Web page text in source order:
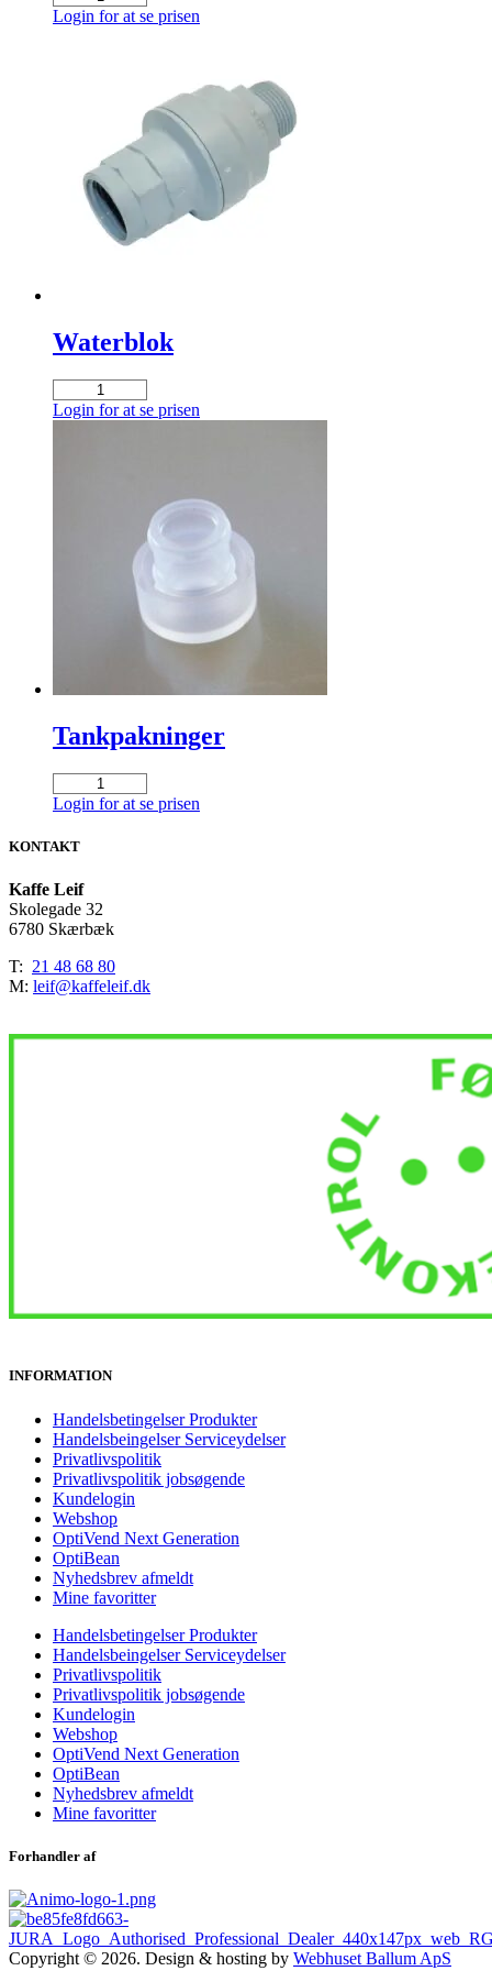
o-
Login for at se prisen
Waterblok
Waterblok
antal
Login for at se prisen
Tankpakninger
Tankpakninger
antal
Login for at se prisen
KONTAKT
Kaffe Leif
Skolegade 32
6780 Skærbæk
T: 21 48 68 80
M: leif@kaffeleif.dk
INFORMATION
Handelsbetingelser Produkter
Handelsbeingelser Serviceydelser
Privatlivspolitik
Privatlivspolitik jobsøgende
Kundelogin
Webshop
OptiVend Next Generation
OptiBean
Nyhedsbrev afmeldt
Mine favoritter
Handelsbetingelser Produkter
Handelsbeingelser Serviceydelser
Privatlivspolitik
Privatlivspolitik jobsøgende
Kundelogin
Webshop
OptiVend Next Generation
OptiBean
Nyhedsbrev afmeldt
Mine favoritter
Forhandler af
Copyright © 2026. Design & hosting by Webhuset Ballum ApS